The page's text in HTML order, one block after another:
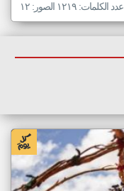
عدد الكلمات: ١٢١٩ الصور: ١٢